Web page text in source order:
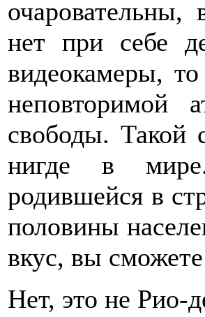
нет при себе
видеокамеры,
неповторимой
свободы. Такой
нигде в
родившейся в
половины
вкус, вы
Нет, это не Рио-